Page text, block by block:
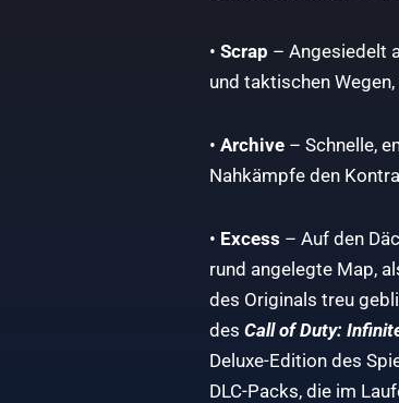
• Scrap – Angesiedelt
und taktischen
• Archive – Schnelle,
Nahkämpfe den
• Excess – Auf den
rund angelegte Map,
des Originals treu
des Call of Duty:
Deluxe-Edition des
DLC-Packs, die im